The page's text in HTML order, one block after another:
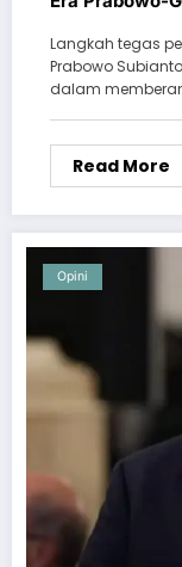
Langkah tegas
Prabowo
dalam
Read More
Opini